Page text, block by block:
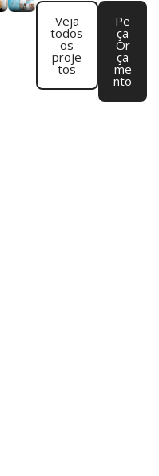
Veja
todos
os
proje
tos
Pe
ça
Or
ça
me
nto